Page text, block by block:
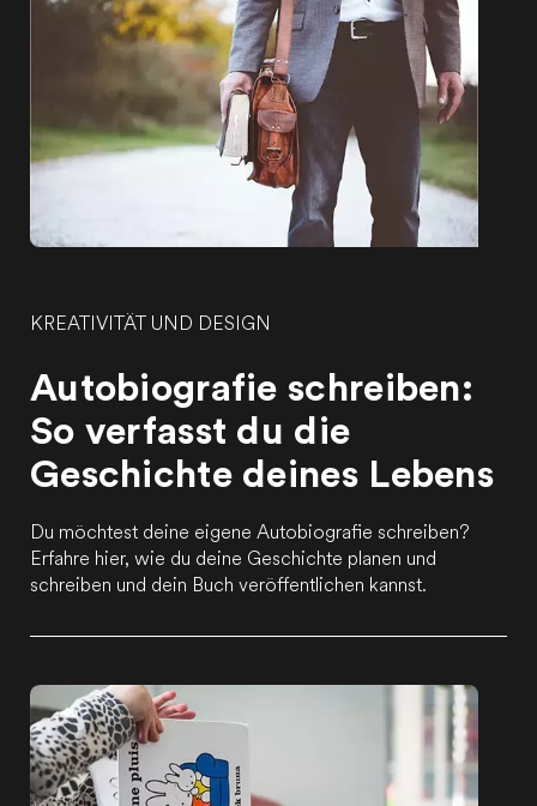
KREATIVITÄT UND DESIGN
Autobiografie schreiben:
So verfasst du die
Geschichte deines Lebens
Du möchtest deine eigene Autobiografie schreiben?
Erfahre hier, wie du deine Geschichte planen und
schreiben und dein Buch veröffentlichen kannst.